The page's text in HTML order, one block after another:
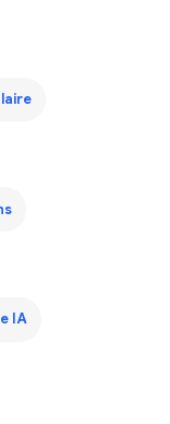
IA